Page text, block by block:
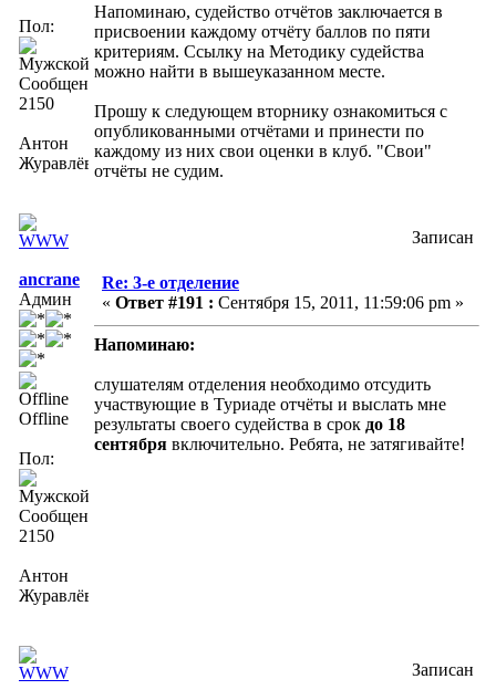
Пол:
Сообщений:
2150
Антон
Журавлёв
Напоминаю, судейство отчётов заключается в
присвоении каждому отчёту баллов по пяти
критериям. Ссылку на Методику судейства
можно найти в вышеуказанном месте.
Прошу к следующем вторнику ознакомиться с
опубликованными отчётами и принести по
каждому из них свои оценки в клуб. "Свои"
отчёты не судим.
Записан
ancrane
Админ
Offline
Пол:
Сообщений:
2150
Антон
Журавлёв
Re: 3-е отделение
« Ответ #191 : Сентября 15, 2011, 11:59:06 pm »
Напоминаю:
слушателям отделения необходимо отсудить
участвующие в Туриаде отчёты и выслать мне
результаты своего судейства в срок до 18
сентября включительно. Ребята, не затягивайте!
Записан